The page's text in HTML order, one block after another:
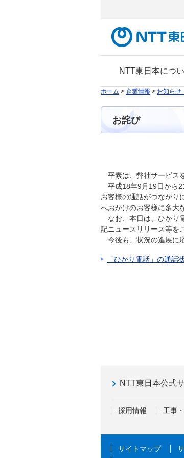
NTT東日本につ
ホーム > 企業情報 > お知らせ
お詫び
平素は、弊社サービス
平成18年9月19日から
お客様の通話がつながり
へおかけのお客様に多大
なお、本日は、ひかり
記ニュースリリース等を
今後も、状況の進展に
「ひかり電話」の通話
NTT東日本公式
採用情報 工事
サイトマップ